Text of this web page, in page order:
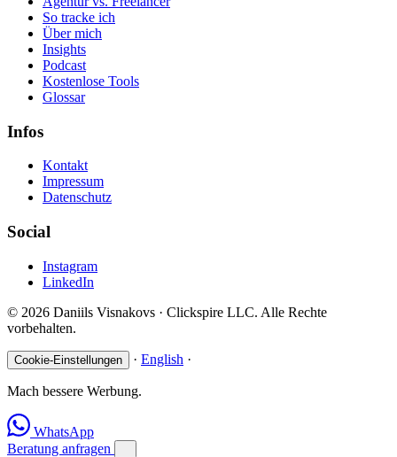
So tracke ich
Über mich
Insights
Podcast
Kostenlose Tools
Glossar
Infos
Kontakt
Impressum
Datenschutz
Social
Instagram
LinkedIn
© 2026 Daniils Visnakovs · Clickspire LLC. Alle Rechte
vorbehalten.
Cookie-Einstellungen · English ·
Mach bessere Werbung.
WhatsApp
Beratung anfragen